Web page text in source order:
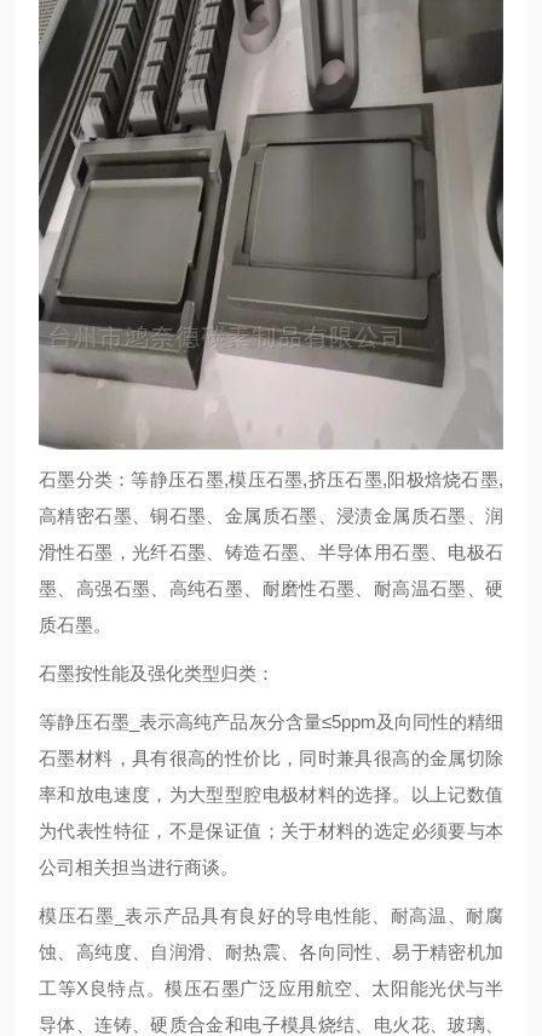
石墨分类：等静压石墨,模压石墨,挤压石墨,阳极焙烧石墨,
高精密石墨、铜石墨、金属质石墨、浸渍金属质石墨、润
滑性石墨，光纤石墨、铸造石墨、半导体用石墨、电极石
墨、高强石墨、高纯石墨、耐磨性石墨、耐高温石墨、硬
质石墨。
石墨按性能及强化类型归类：
等静压石墨_表示高纯产品灰分含量≤5ppm及向同性的精细
石墨材料，具有很高的性价比，同时兼具很高的金属切除
率和放电速度，为大型型腔电极材料的选择。以上记数值
为代表性特征，不是保证值；关于材料的选定必须要与本
公司相关担当进行商谈。
模压石墨_表示产品具有良好的导电性能、耐高温、耐腐
蚀、高纯度、自润滑、耐热震、各向同性、易于精密机加
工等X良特点。模压石墨广泛应用航空、太阳能光伏与半
导体、连铸、硬质合金和电子模具烧结、电火花、玻璃、